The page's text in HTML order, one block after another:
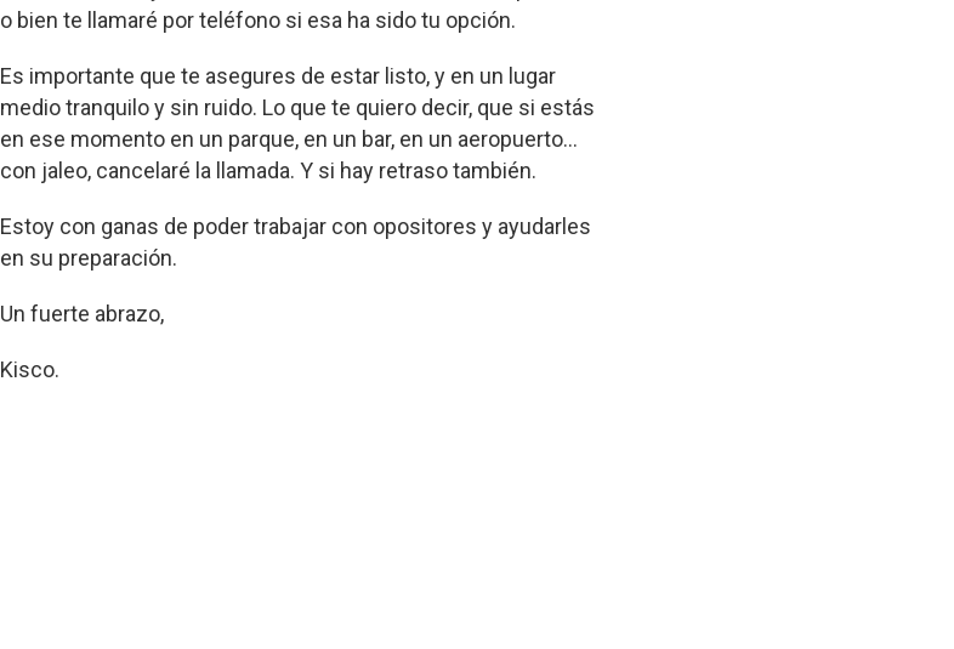
o bien te llamaré por teléfono si esa ha sido tu opción.
Es importante que te asegures de estar listo, y en un lugar
medio tranquilo y sin ruido. Lo que te quiero decir, que si estás
en ese momento en un parque, en un bar, en un aeropuerto...
con jaleo, cancelaré la llamada. Y si hay retraso también.
Estoy con ganas de poder trabajar con opositores y ayudarles
en su preparación.
Un fuerte abrazo,
Kisco.